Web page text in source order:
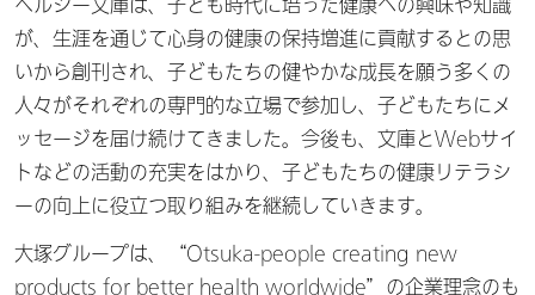
が、生涯を通じて心身の健康の保持増進に貢献するとの思
いから創刊され、子どもたちの健やかな成長を願う多くの
人々がそれぞれの専門的な立場で参加し、子どもたちにメ
ッセージを届け続けてきました。今後も、文庫とWebサイ
トなどの活動の充実をはかり、子どもたちの健康リテラシ
ーの向上に役立つ取り組みを継続していきます。
大塚グループは、“Otsuka-people creating new
products for better health worldwide”の企業理念のも